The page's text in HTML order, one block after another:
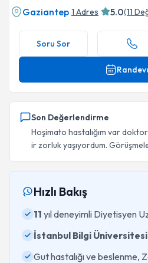
Gaziantep 1 Adres 5.0(11
Soru Sor
Son Değerlendirme
Hoşimato hastalığım var
ir zorluk yaşıyordum.
Hızlı Bakış
11 yıl deneyimli Diyetisyen
İstanbul Bilgi Üniversitesi
Gut hastalığı ve beslenme,